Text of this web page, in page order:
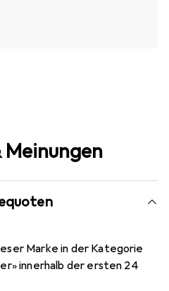
Marke in der Kategorie
innerhalb der ersten 24